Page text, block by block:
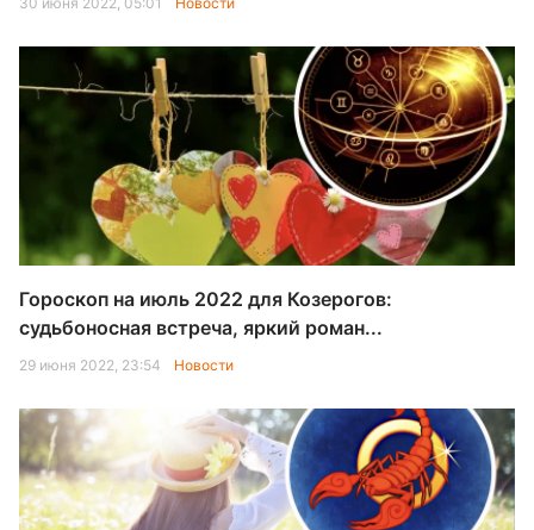
Гороскоп на июль 2022 для Козерогов:
судьбоносная встреча, яркий роман...
29 июня 2022, 23:54 Новости